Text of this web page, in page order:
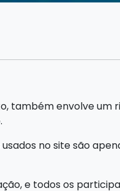
também envolve
no site são
e todos os